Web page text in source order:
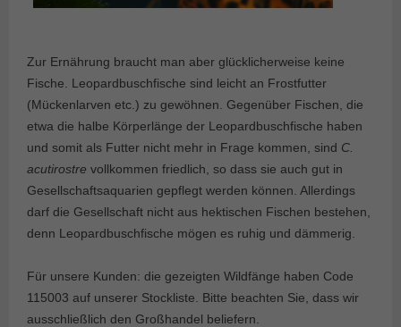
Zur Ernährung braucht man aber glücklicherweise keine
Fische. Leopardbuschfische sind leicht an Frostfutter
(Mückenlarven etc.) zu gewöhnen. Gegenüber Fischen, die
etwa die halbe Körperlänge der Leopardbuschfische haben
und somit als Futter nicht mehr in Frage kommen, sind C.
acutirostre vollkommen friedlich, so dass sie auch gut in
Gesellschaftsaquarien gepflegt werden können. Allerdings
darf die Gesellschaft nicht aus hektischen Fischen bestehen,
denn Leopardbuschfische mögen es ruhig und dämmerig.
Für unsere Kunden: die gezeigten Wildfänge haben Code
115003 auf unserer Stockliste. Bitte beachten Sie, dass wir
ausschließlich den Großhandel beliefern.